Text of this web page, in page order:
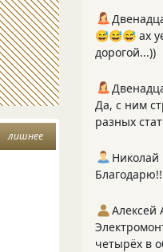
лишнее
😅😅😅 ах
дорогой...))
Да, с ним
разных
Николай
Алексей
четырёх в